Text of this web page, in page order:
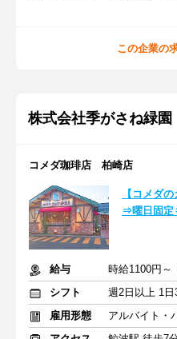
この企業の
株式会社季がさね緑園
コメダ珈琲店 柏崎店
【コメダ
⇒曜日固定
給与
シフト
雇用形態
アルバイト・